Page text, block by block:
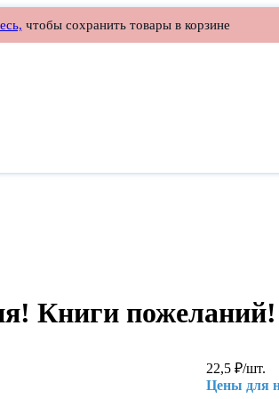
чтобы сохранить товары в корзине
Книги
22,5₽/шт.
Цены для